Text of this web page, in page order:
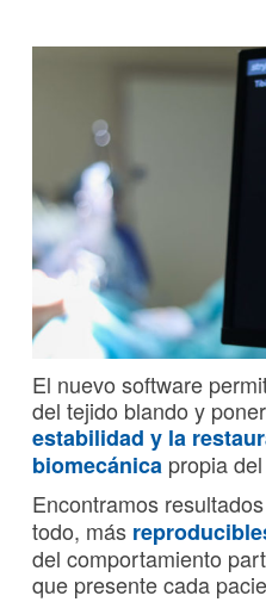
El nuevo software
del tejido blando y
estabilidad y la
biomecánica propia
Encontramos
todo, más
del comportamiento
que presente cada